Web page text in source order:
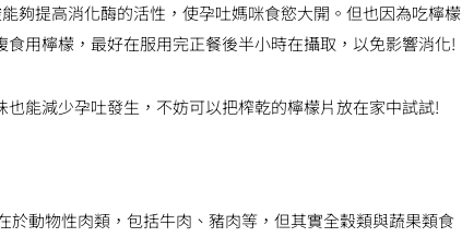
夠提高消化酶的活性，使孕吐媽咪食慾大開。但也因為吃檸檬
用檸檬，最好在服用完正餐後半小時在攝取，以免影響消化!
能減少孕吐發生，不妨可以把榨乾的檸檬片放在家中試試!
於動物性肉類，包括牛肉、豬肉等，但其實全穀類與蔬果類食